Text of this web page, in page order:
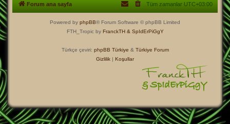
Forum ana sayfa Tüm zamanlar UTC+03:00
Powered by phpBB® Forum Software © phpBB Limited
FTH_Tropic by FranckTH & SpIdErPiGgY
Türkçe çeviri: phpBB Türkiye & Türkiye Forum
Gizlilik | Koşullar